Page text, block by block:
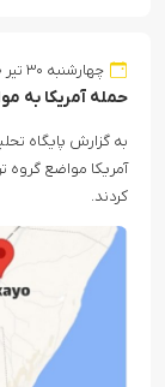
چهارشنبه ۳۰ تیر ۱۴۰۰
حمله آمریکا به
به گزارش پایگاه
آمریکا مواضع گروه
کردند.